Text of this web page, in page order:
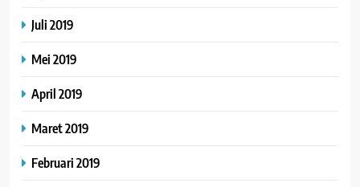
Juli 2019
Mei 2019
April 2019
Maret 2019
Februari 2019